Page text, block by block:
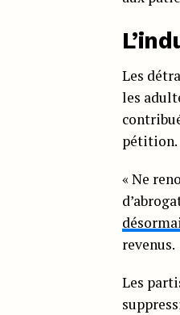
Les
les
pétition.
« Ne
revenus.
Les